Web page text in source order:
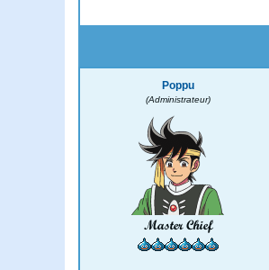
Poppu
(Administrateur)
Master Chief